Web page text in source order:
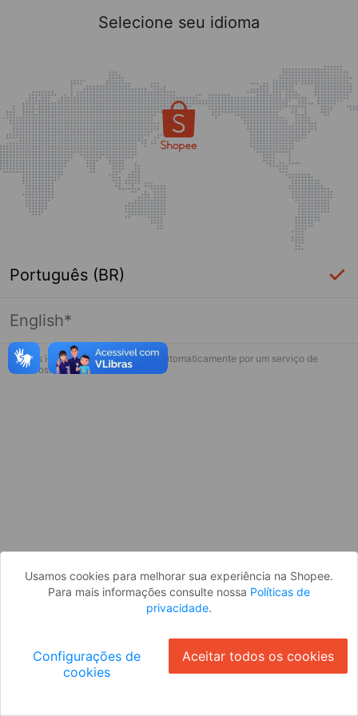
Página indisponível
Desculpe, algo deu errado. Faça login
Selecione seu idioma
Português (BR)
English*
* Esses idiomas serão traduzidos automaticamente por um serviço de
terceiros.
Usamos cookies para melhorar sua experiência na Shopee.
Para mais informações consulte nossa Políticas de
privacidade.
Configurações de
cookies
Aceitar todos os cookies